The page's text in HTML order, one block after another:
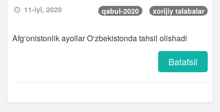
11-iyl, 2020 qabul-2020 xorijiy talabalar
Afg‘onistonlik ayollar O‘zbekistonda tahsil olishadi
Batafsil